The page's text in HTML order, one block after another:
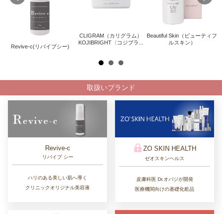
Revive-c(リバイブシー)
CLIGRAM（カリグラム）
KOJIBRIGHT〈コジブラ...
Beautiful Skin（ビューティフ
ルスキン）
取扱いブランド
Revive-c
リバイブ シー
ハリのある美しい肌へ導く
クリニックオリジナル美容液
ZO SKIN HEALTH
ゼオスキンヘルス
皮膚科医 Dr.オバジが開発
医療機関向けの基礎化粧品